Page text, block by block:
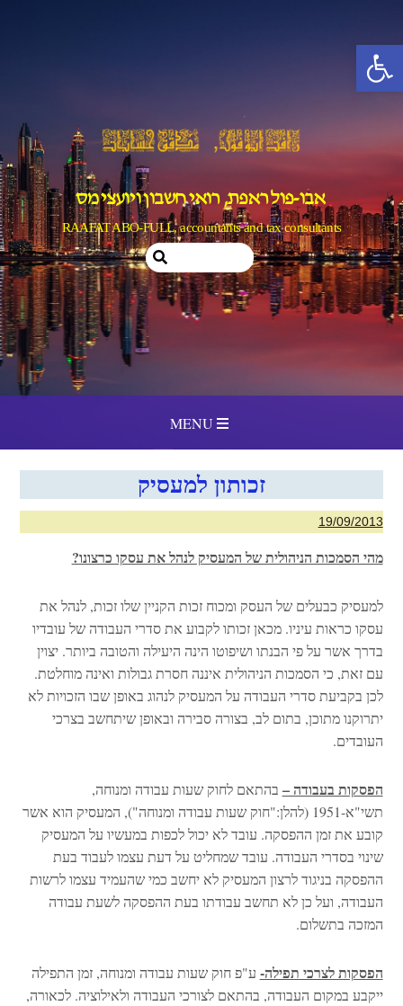
פתח סרגל נגישות
content
MENU
אבו-פול ראפת, רואי חשבון ויועצי מס
RAAFAT ABO-FULL, accountants and tax consultants
זכותון למעסיק
19/09/2013
מהי הסמכות הניהולית של המעסיק לנהל את עסקו כרצונו?
למעסיק כבעלים של העסק ומכוח זכות הקניין שלו זכות, לנהל את
עסקו כראות עיניו. מכאן זכותו לקבוע את סדרי העבודה של עובדיו
בדרך אשר על פי הבנתו ושיפוטו הינה היעילה והטובה ביותר. יצוין
עם זאת, כי הסמכות הניהולית איננה חסרת גבולות ואינה מוחלטת.
לכן בקביעת סדרי העבודה על המעסיק לנהוג באופן שבו הזכויות לא
יתרוקנו מתוכן, בתום לב, בצורה סבירה ובאופן שיתחשב בצרכי
העובדים.
הפסקות בעבודה – בהתאם לחוק שעות עבודה ומנוחה,
תשי"א-1951 (להלן:"חוק שעות עבודה ומנוחה"), המעסיק הוא אשר
קובע את זמן ההפסקה. עובד לא יכול לכפות במעשיו על המעסיק
שינוי בסדרי העבודה. עובד שמחליט על דעת עצמו לעבוד בעת
ההפסקה בניגוד לרצון המעסיק לא יחשב כמי שהעמיד עצמו לרשות
העבודה, ועל כן לא תחשב עבודתו בעת ההפסקה לשעת עבודה
המזכה בתשלום.
הפסקות לצרכי תפילה- ע"פ חוק שעות עבודה ומנוחה, זמן התפילה
ייקבע במקום העבודה, בהתאם לצורכי העבודה ולאילוציה. לכאורה,